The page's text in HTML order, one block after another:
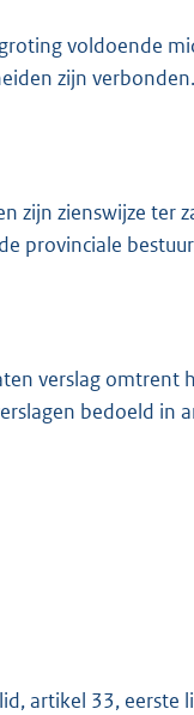
voldoende
zijn verbonden.
zijn zienswijze ter
provinciale
verslag omtrent
bedoeld in
artikel 33, eerste